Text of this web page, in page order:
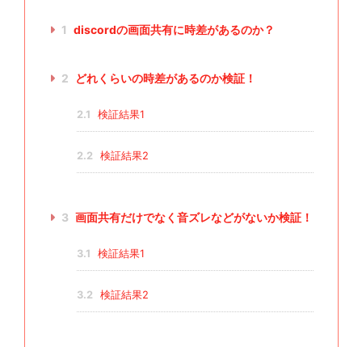
1 discordの画面共有に時差があるのか？
2 どれくらいの時差があるのか検証！
2.1 検証結果1
2.2 検証結果2
3 画面共有だけでなく音ズレなどがないか検証！
3.1 検証結果1
3.2 検証結果2